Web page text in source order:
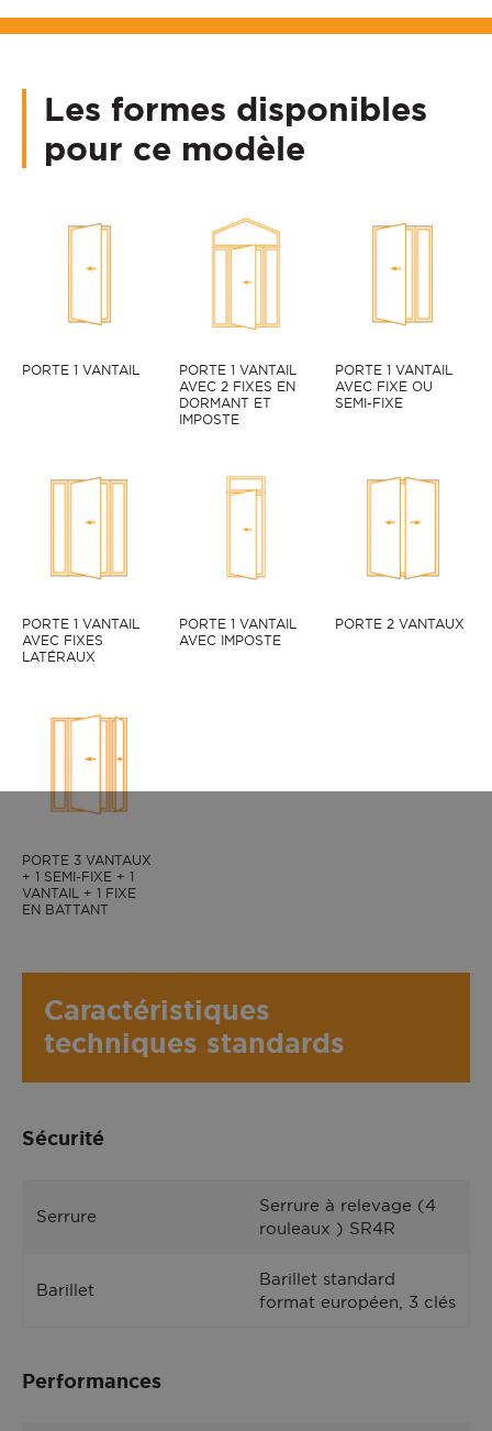
ZINGA face extérieure, couleur Blanc 9016 satiné.
Les formes disponibles
pour ce modèle
PORTE 1 VANTAIL
PORTE 1 VANTAIL
AVEC 2 FIXES EN
DORMANT ET
IMPOSTE
PORTE 1 VANTAIL
AVEC FIXE OU
SEMI-FIXE
PORTE 1 VANTAIL
AVEC FIXES
LATÉRAUX
PORTE 1 VANTAIL
AVEC IMPOSTE
PORTE 2 VANTAUX
PORTE 3 VANTAUX
+ 1 SEMI-FIXE + 1
VANTAIL + 1 FIXE
EN BATTANT
Caractéristiques
techniques standards
Sécurité
Serrure
Serrure à relevage (4
rouleaux ) SR4R
Barillet
Barillet standard
format européen, 3 clés
Performances